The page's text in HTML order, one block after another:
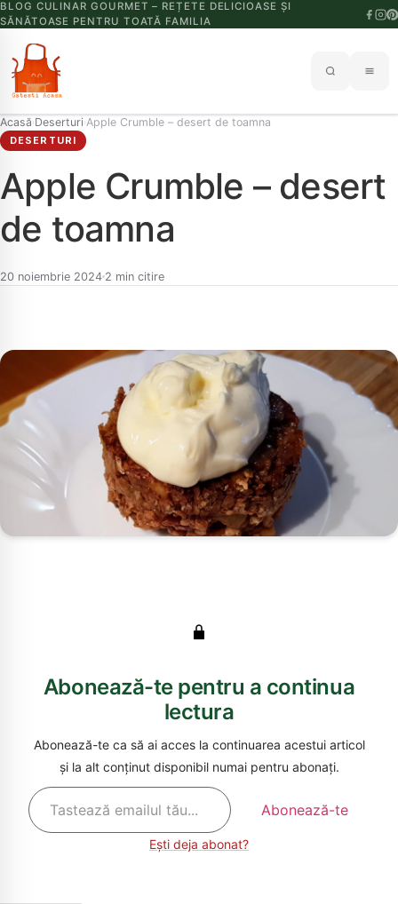
BLOG CULINAR GOURMET – REȚETE DELICIOASE ȘI
SĂNĂTOASE PENTRU TOATĂ FAMILIA
Acasă›Deserturi›Apple Crumble – desert de toamna
DESERTURI
Apple Crumble – desert
de toamna
20 noiembrie 2024 2 min citire
Abonează-te pentru a continua
lectura
Abonează-te ca să ai acces la continuarea acestui articol
și la alt conținut disponibil numai pentru abonați.
Tastează
emailul
tău…
Abonează-te
Ești deja abonat?